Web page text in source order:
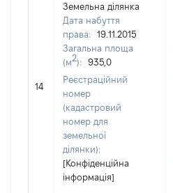
14
Земельна ділянка
Дата набуття
права:
19.11.2015
Загальна площа
(м2):
935,0
Реєстраційний
номер
(кадастровий
номер для
земельної
ділянки):
[Конфіденційна
інформація]